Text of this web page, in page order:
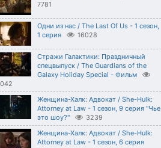
7781
Одни из нас / The Last Of Us - 1 сезон,
1 серия
16028
Стражи Галактики: Праздничный
спецвыпуск / The Guardians of the
Galaxy Holiday Special - Фильм
Женщина-Халк: Адвокат / She-Hulk:
Attorney at Law - 1 сезон, 9 серия "Чье
это шоу?"
3239
Женщина-Халк: Адвокат / She-Hulk:
Attorney at Law - 1 сезон, 6 серия